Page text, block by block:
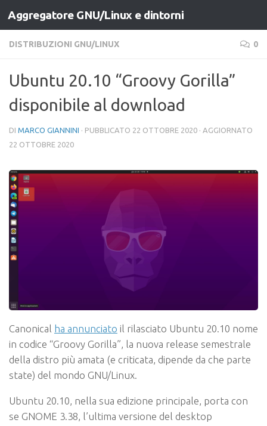
Salta al contenuto
Aggregatore GNU/Linux e dintorni
DISTRIBUZIONI GNU/LINUX 0
Ubuntu 20.10 “Groovy Gorilla”
disponibile al download
DI MARCO GIANNINI · PUBBLICATO 22 OTTOBRE 2020 · AGGIORNATO
22 OTTOBRE 2020
Canonical ha annunciato il rilasciato Ubuntu 20.10 nome
in codice “Groovy Gorilla”, la nuova release semestrale
della distro più amata (e criticata, dipende da che parte
state) del mondo GNU/Linux.
Ubuntu 20.10, nella sua edizione principale, porta con
se GNOME 3.38, l’ultima versione del desktop